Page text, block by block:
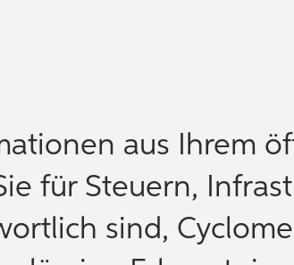
aus Ihrem
für Steuern,
sind,